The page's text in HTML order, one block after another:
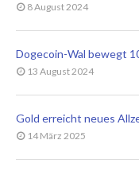
8 August 2024
Dogecoin-Wal bewegt
13 August 2024
Gold erreicht neues
14 März 2025